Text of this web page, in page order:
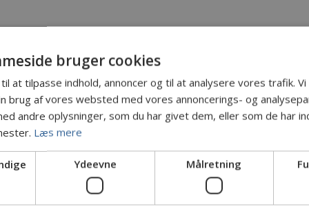
med fri start og opvejning i klubhuset kl. 16,00 med
Blom
november 2026
af Ambassadeur ruller (fastspolehjul er også
17,30 Underviser Simon Rømer
november 2026
i waders, vi hjælpes ad, får en hyggelig eftermiddag
bruger cookies
at tilpasse indhold, annoncer og til at analysere vores trafik.
brug af vores websted med vores annoncerings- og
andre oplysninger, som du har givet dem, eller som de har
Læs mere
Ydeevne Målretning